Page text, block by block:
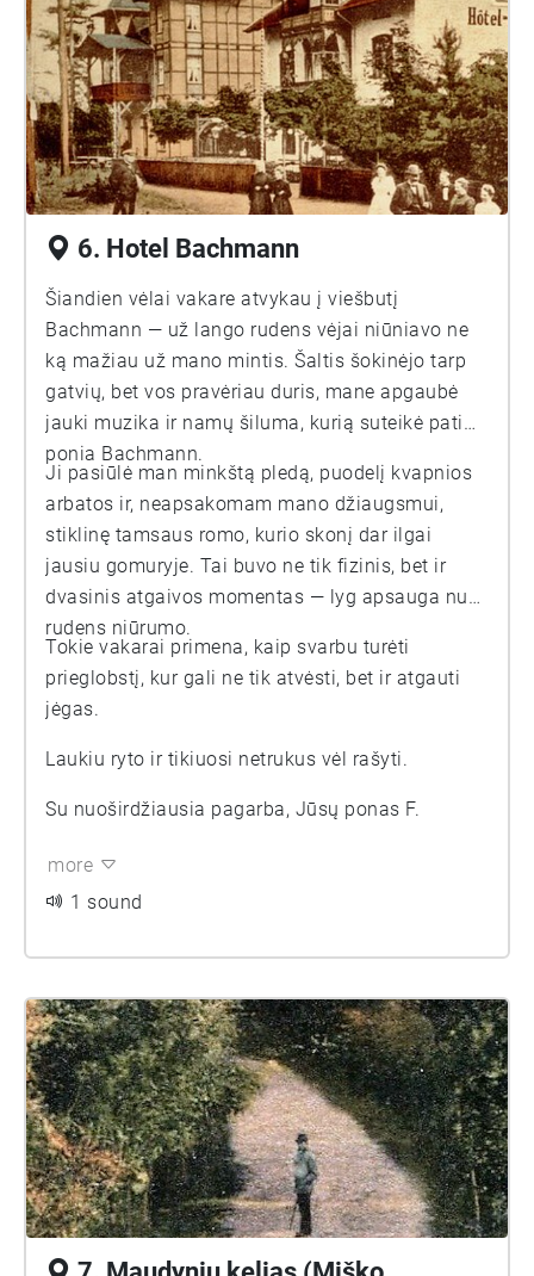
6. Hotel Bachmann
Šiandien vėlai vakare atvykau į viešbutį
Bachmann — už lango rudens vėjai niūniavo ne
ką mažiau už mano mintis. Šaltis šokinėjo tarp
gatvių, bet vos pravėriau duris, mane apgaubė
jauki muzika ir namų šiluma, kurią suteikė pati
ponia Bachmann.
Ji pasiūlė man minkštą pledą, puodelį kvapnios
arbatos ir, neapsakomam mano džiaugsmui,
stiklinę tamsaus romo, kurio skonį dar ilgai
jausiu gomuryje. Tai buvo ne tik fizinis, bet ir
dvasinis atgaivos momentas — lyg apsauga nuo
rudens niūrumo.
Tokie vakarai primena, kaip svarbu turėti
prieglobstį, kur gali ne tik atvėsti, bet ir atgauti
jėgas.
Laukiu ryto ir tikiuosi netrukus vėl rašyti.
Su nuoširdžiausia pagarba, Jūsų ponas F.
more
1 sound